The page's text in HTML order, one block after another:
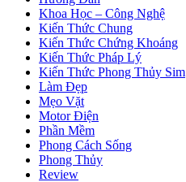
Khoa Học – Công Nghệ
Kiến Thức Chung
Kiến Thức Chứng Khoáng
Kiến Thức Pháp Lý
Kiến Thức Phong Thủy Sim
Làm Đẹp
Mẹo Vặt
Motor Điện
Phần Mềm
Phong Cách Sống
Phong Thủy
Review